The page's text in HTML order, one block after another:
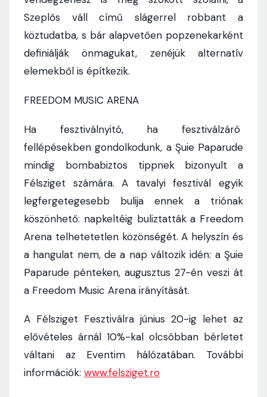
Szeplős váll című slágerrel robbant a
köztudatba, s bár alapvetően popzenekarként
definiálják önmagukat, zenéjük alternatív
elemekből is építkezik.
FREEDOM MUSIC ARENA
Ha fesztiválnyitó, ha fesztiválzáró
fellépésekben gondolkodunk, a Şuie Paparude
mindig bombabiztos tippnek bizonyult a
Félsziget számára. A tavalyi fesztivál egyik
legfergetegesebb bulija ennek a triónak
köszönhető: napkeltéig buliztatták a Freedom
Arena telhetetetlen közönségét. A helyszín és
a hangulat nem, de a nap változik idén: a Şuie
Paparude pénteken, augusztus 27-én veszi át
a Freedom Music Arena irányítását.
A Félsziget Fesztiválra június 20-ig lehet az
elővételes árnál 10%-kal olcsóbban bérletet
váltani az Eventim hálózatában. További
információk: www.felsziget.ro